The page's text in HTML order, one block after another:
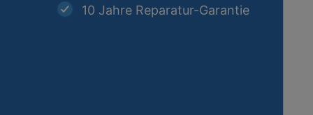
10 Jahre Reparatur-Garantie